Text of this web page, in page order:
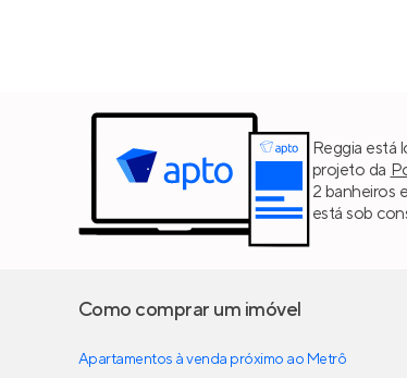
Reggia está
projeto da
2 banheiros
está sob
Como comprar um imóvel
Apartamentos à venda próximo ao Metrô